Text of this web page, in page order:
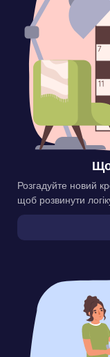
Розгадуйте новий
щоб розвинути